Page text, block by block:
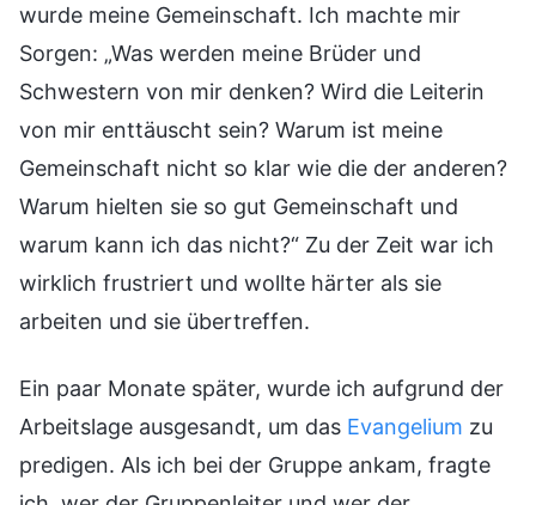
wurde meine Gemeinschaft. Ich machte mir
Sorgen: „Was werden meine Brüder und
Schwestern von mir denken? Wird die Leiterin
von mir enttäuscht sein? Warum ist meine
Gemeinschaft nicht so klar wie die der anderen?
Warum hielten sie so gut Gemeinschaft und
warum kann ich das nicht?“ Zu der Zeit war ich
wirklich frustriert und wollte härter als sie
arbeiten und sie übertreffen.
Ein paar Monate später, wurde ich aufgrund der
Arbeitslage ausgesandt, um das Evangelium zu
predigen. Als ich bei der Gruppe ankam, fragte